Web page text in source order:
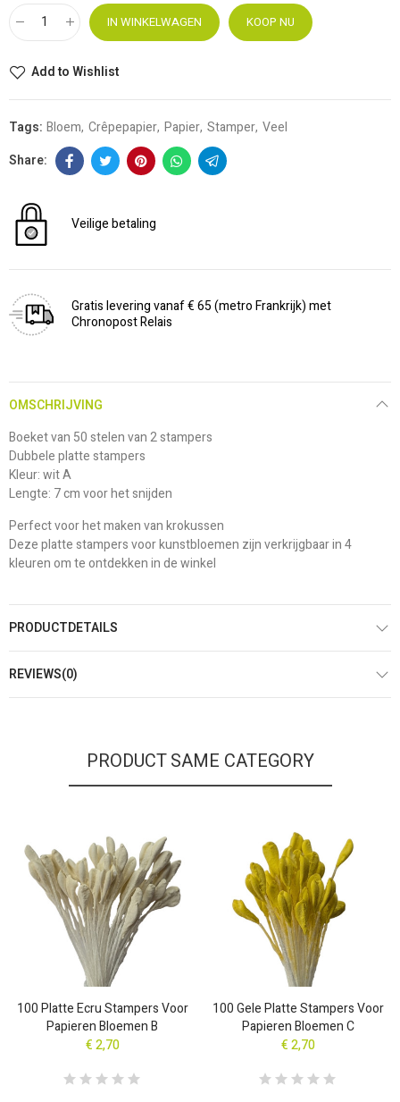
IN WINKELWAGEN KOOP NU
Add to Wishlist
Tags: Bloem Crêpepapier Papier Stamper Veel
Veilige betaling
Gratis levering vanaf € 65 (metro Frankrijk) met
Chronopost Relais
OMSCHRIJVING
Boeket van 50 stelen van 2 stampers
Dubbele platte stampers
Kleur: wit A
Lengte: 7 cm voor het snijden
Perfect voor het maken van krokussen
Deze platte stampers voor kunstbloemen zijn verkrijgbaar in 4
kleuren om te ontdekken in de winkel
PRODUCTDETAILS
REVIEWS(0)
PRODUCT SAME CATEGORY
100 Platte Ecru Stampers Voor
Papieren Bloemen B
€ 2,70
100 Gele Platte Stampers Voor
Papieren Bloemen C
€ 2,70